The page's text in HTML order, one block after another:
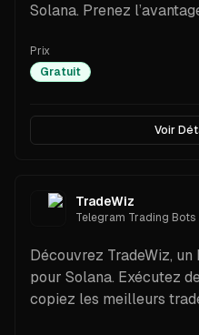
Solana. Prenez
Prix
Gratuit
Voir
TradeWiz
Telegram Trading Bots
Découvrez TradeWiz,
pour Solana. Exécutez
copiez les meilleurs